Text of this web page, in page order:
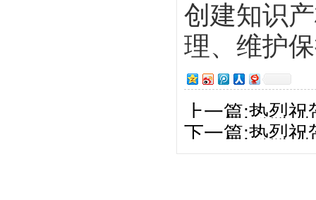
创建知识
理、维护
上一篇:热烈
利通过审核
下一篇:热烈祝